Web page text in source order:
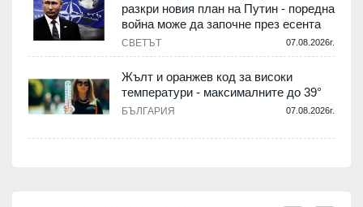
разкри новия план на Путин - поредна
война може да започне през есента
СВЕТЪТ 07.08.2026г.
Жълт и оранжев код за високи
температури - максималните до 39°
БЪЛГАРИЯ 07.08.2026г.